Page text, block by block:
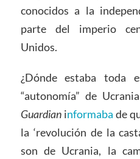
conocidos a la
parte del imperio
Unidos.
¿Dónde estaba toda
“autonomía” de
Guardianinformaba de
la ‘revolución de la
son de Ucrania, la